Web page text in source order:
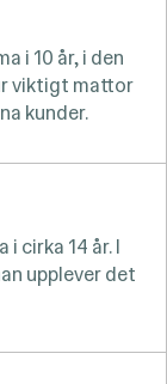
i 10 år, i den
viktigt mattor
kunder.
cirka 14 år. I
upplever det